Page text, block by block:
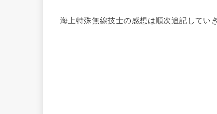
海上特殊無線技士の感想は順次追記してい